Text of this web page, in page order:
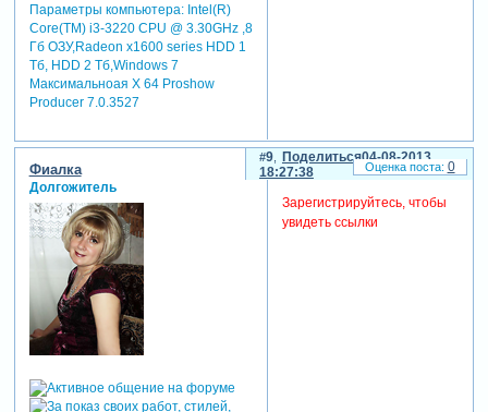
Параметры компьютера:Intel(R)
Core(TM) i3-3220 CPU @ 3.30GHz ,8
Гб ОЗУ,Radeon x1600 series HDD 1
Tб, HDD 2 Тб,Windows 7
Максимальноая X 64 Proshow
Producer 7.0.3527
Поделиться
9
04-08-2013
18:27:38
Фиалка
Долгожитель
Зарегистрируйтесь, чтобы
увидеть ссылки
0